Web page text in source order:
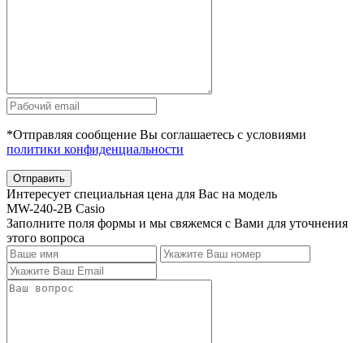
*Отправляя сообщение Вы соглашаетесь с условиями
политики конфиденциальности
Отправить
Интересует специальная цена для Вас на модель
MW-240-2B Casio
Заполните поля формы и мы свяжемся с Вами для уточнения
этого вопроса